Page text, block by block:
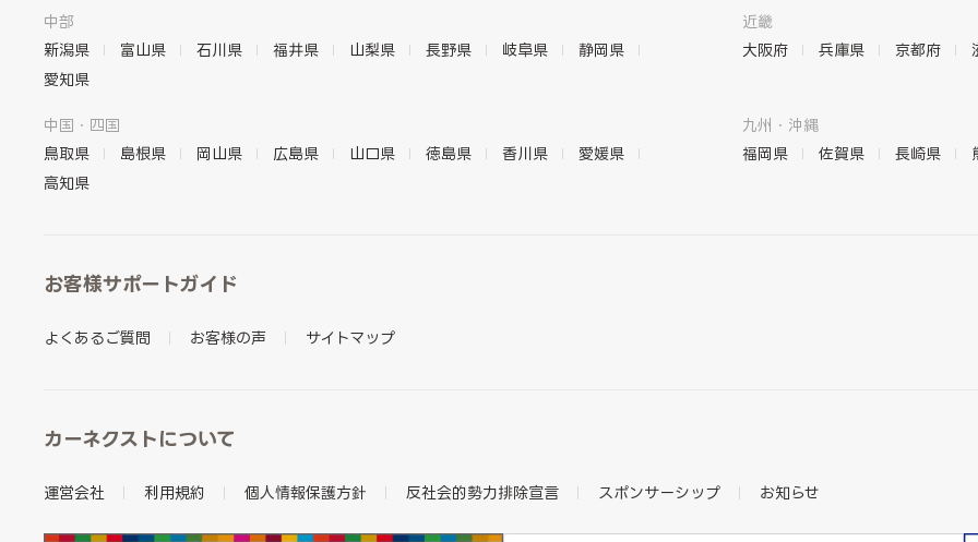
中部
新潟県
富山県 石川県 福井県 山梨県 長野県 岐阜県
静岡県
愛知県
近畿
大阪府
兵庫県 京都府
中国・四国
鳥取県
島根県 岡山県 広島県 山口県 徳島県 香川県
愛媛県
高知県
九州・沖縄
福岡県
佐賀県 長崎県
お客様サポートガイド
よくあるご質問 お客様の声 サイトマップ
カーネクストについて
運営会社 利用規約 個人情報保護方針 反社会的勢力排除宣言 スポンサーシップ お知らせ